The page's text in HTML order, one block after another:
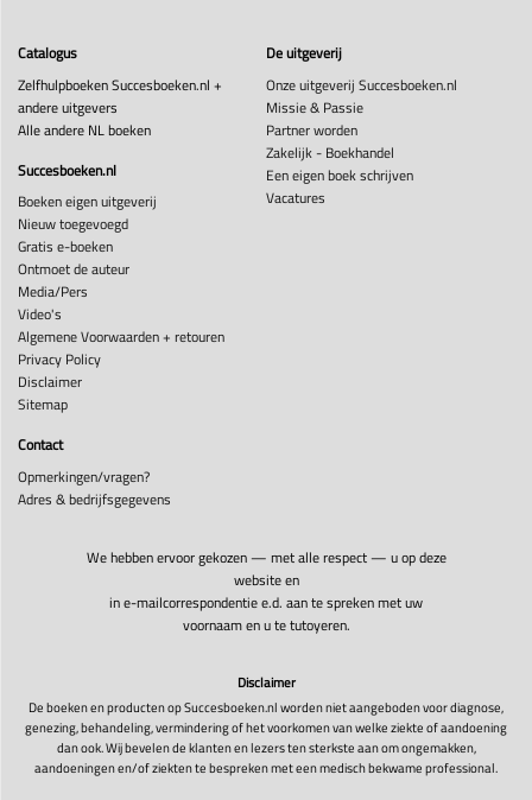
Catalogus
Zelfhulpboeken Succesboeken.nl +
andere uitgevers
Alle andere NL boeken
Succesboeken.nl
Boeken eigen uitgeverij
Nieuw toegevoegd
Gratis e-boeken
Ontmoet de auteur
Media/Pers
Video's
Algemene Voorwaarden + retouren
Privacy Policy
Disclaimer
Sitemap
De uitgeverij
Onze uitgeverij Succesboeken.nl
Missie & Passie
Partner worden
Zakelijk - Boekhandel
Een eigen boek schrijven
Vacatures
Contact
Opmerkingen/vragen?
Adres & bedrijfsgegevens
We hebben ervoor gekozen — met alle respect — u op deze
website en
in e-mailcorrespondentie e.d. aan te spreken met uw
voornaam en u te tutoyeren.
Disclaimer
De boeken en producten op Succesboeken.nl worden niet aangeboden voor diagnose,
genezing, behandeling, vermindering of het voorkomen van welke ziekte of aandoening
dan ook. Wij bevelen de klanten en lezers ten sterkste aan om ongemakken,
aandoeningen en/of ziekten te bespreken met een medisch bekwame professional.